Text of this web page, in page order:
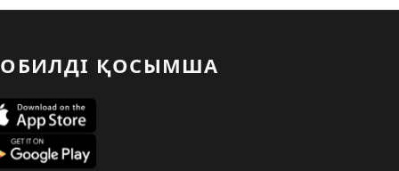
ҚОСЫМША